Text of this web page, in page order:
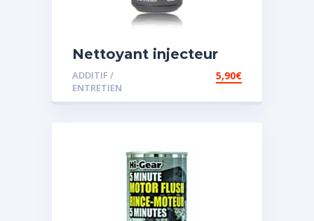
Nettoyant injecteur
diesel
ADDITIF /
ENTRETIEN
5,90€